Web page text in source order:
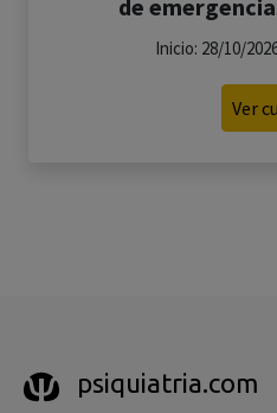
de
Inicio: 28/10/
Ver
psiquiatria.com